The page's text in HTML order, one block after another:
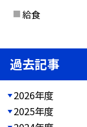
給食
過去記事
2026年度
2025年度